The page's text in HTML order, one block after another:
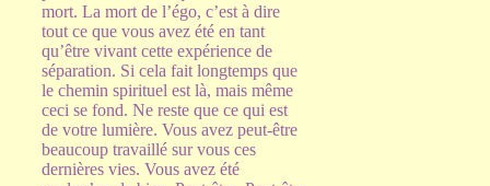
mort. La mort de l’égo, c’est à dire
tout ce que vous avez été en tant
qu’être vivant cette expérience de
séparation. Si cela fait longtemps que
le chemin spirituel est là, mais même
ceci se fond. Ne reste que ce qui est
de votre lumière. Vous avez peut-être
beaucoup travaillé sur vous ces
dernières vies. Vous avez été